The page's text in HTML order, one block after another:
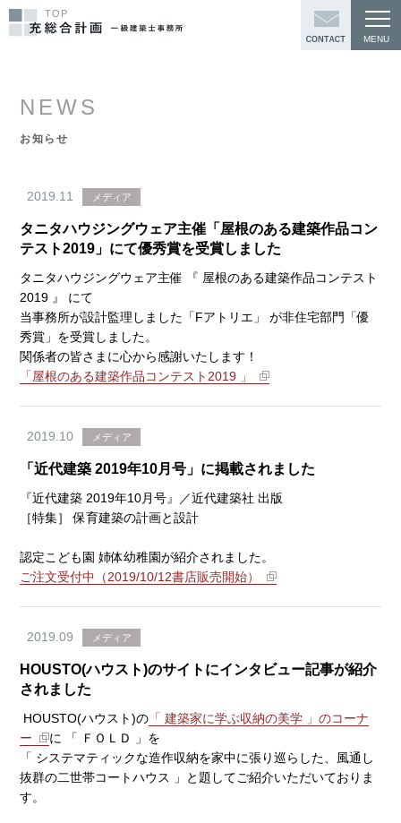
TOP
NEWS
お知らせ
2019.11 メディア
タニタハウジングウェア主催「屋根のある建築作品コン
テスト2019」にて優秀賞を受賞しました
タニタハウジングウェア主催 『 屋根のある建築作品コンテスト
2019 』 にて
当事務所が設計監理しました「Fアトリエ」 が非住宅部門「優
秀賞」を受賞しました。
関係者の皆さまに心から感謝いたします！
「屋根のある建築作品コンテスト2019 」
2019.10 メディア
「近代建築 2019年10月号」に掲載されました
『近代建築 2019年10月号』／近代建築社 出版
［特集］ 保育建築の計画と設計
認定こども園 姉体幼稚園が紹介されました。
ご注文受付中（2019/10/12書店販売開始）
2019.09 メディア
HOUSTO(ハウスト)のサイトにインタビュー記事が紹介
されました
HOUSTO(ハウスト)の 「 建築家に学ぶ収納の美学 」のコーナ
ー
に 「 ＦＯＬＤ 」を
「 システマティックな造作収納を家中に張り巡らした、風通し
抜群の二世帯コートハウス 」と題してご紹介いただいておりま
す。